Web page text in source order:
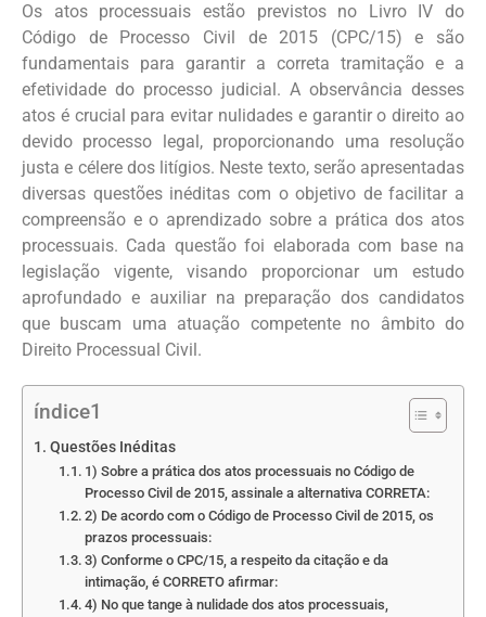
Os atos processuais estão previstos no Livro IV do
Código de Processo Civil de 2015 (CPC/15) e são
fundamentais para garantir a correta tramitação e a
efetividade do processo judicial. A observância desses
atos é crucial para evitar nulidades e garantir o direito ao
devido processo legal, proporcionando uma resolução
justa e célere dos litígios. Neste texto, serão apresentadas
diversas questões inéditas com o objetivo de facilitar a
compreensão e o aprendizado sobre a prática dos atos
processuais. Cada questão foi elaborada com base na
legislação vigente, visando proporcionar um estudo
aprofundado e auxiliar na preparação dos candidatos
que buscam uma atuação competente no âmbito do
Direito Processual Civil.
índice1
Questões Inéditas
1) Sobre a prática dos atos processuais no Código de
Processo Civil de 2015, assinale a alternativa CORRETA:
2) De acordo com o Código de Processo Civil de 2015, os
prazos processuais:
3) Conforme o CPC/15, a respeito da citação e da
intimação, é CORRETO afirmar:
4) No que tange à nulidade dos atos processuais,